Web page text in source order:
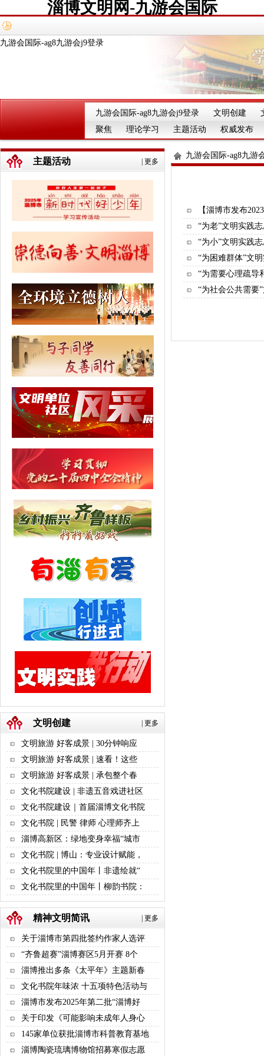
淄博文明网-九游会国际
九游会国际-ag8九游会j9登录
九游会国际-ag8九游会j9登录 文明创建
聚焦
理论学习 主题活动 权威发布
更多
主题活动
更多
文明创建
文明旅游 好客成景 | 30分钟响应
文明旅游 好客成景 | 速看！这些
文明旅游 好客成景 | 承包整个春
文化书院建设 | 非遗五音戏进社区
文化书院建设｜首届淄博文化书院
文化书院 | 民警 律师 心理师齐上
淄博高新区：绿地变身幸福“城市
文化书院 | 博山：专业设计赋能，
文化书院里的中国年丨非遗绘就“
文化书院里的中国年丨柳韵书院：
更多
精神文明简讯
关于淄博市第四批签约作家人选评
“齐鲁超赛”淄博赛区5月开赛 8个
淄博推出多条《太平年》主题新春
文化书院年味浓 十五项特色活动与
淄博市发布2025年第二批“淄博好
关于印发《可能影响未成年人身心
145家单位获批淄博市科普教育基地
淄博陶瓷琉璃博物馆招募寒假志愿
九游会国际-ag8九游
【淄博市发布
“为老”文明实践
“为小”文明实践
“为困难群体”文
“为需要心理疏导
“为社会公共需要